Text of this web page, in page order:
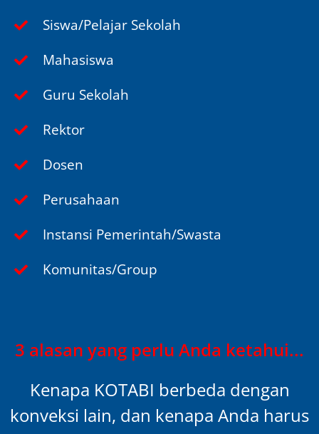
Siswa/Pelajar Sekolah
Mahasiswa
Guru Sekolah
Rektor
Dosen
Perusahaan
Instansi Pemerintah/Swasta
Komunitas/Group
3 alasan yang perlu Anda ketahui...
Kenapa KOTABI berbeda dengan
konveksi lain, dan kenapa Anda harus